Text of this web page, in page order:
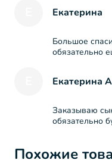
Екатерина
Большое
обязательно
Екатерина
Заказываю
обязательно
Похожие